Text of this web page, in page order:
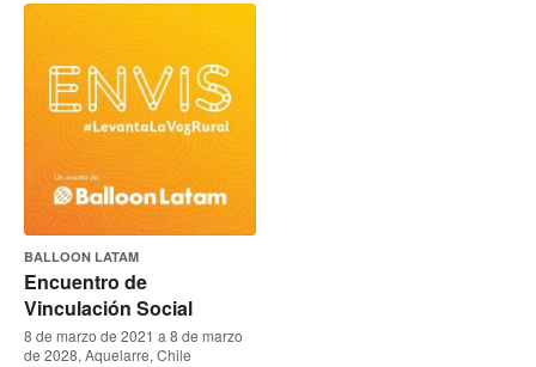
BALLOON LATAM
Encuentro de
Vinculación Social
8 de marzo de 2021 a 8 de marzo
de 2028, Aquelarre, Chile